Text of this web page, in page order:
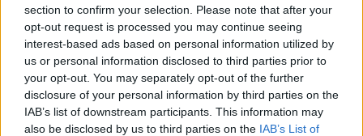
section to confirm your selection. Please note that after your
opt-out request is processed you may continue seeing
interest-based ads based on personal information utilized by
us or personal information disclosed to third parties prior to
your opt-out. You may separately opt-out of the further
disclosure of your personal information by third parties on the
IAB’s list of downstream participants. This information may
also be disclosed by us to third parties on the IAB’s List of